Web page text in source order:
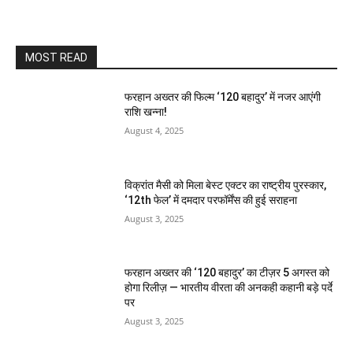
MOST READ
फरहान अख्तर की फिल्म ‘120 बहादुर’ में नजर आएंगी
राशि खन्ना!
August 4, 2025
विक्रांत मैसी को मिला बेस्ट एक्टर का राष्ट्रीय पुरस्कार,
‘12th फेल’ में दमदार परफॉर्मेंस की हुई सराहना
August 3, 2025
फरहान अख्तर की ‘120 बहादुर’ का टीज़र 5 अगस्त को
होगा रिलीज़ — भारतीय वीरता की अनकही कहानी बड़े पर्दे
पर
August 3, 2025